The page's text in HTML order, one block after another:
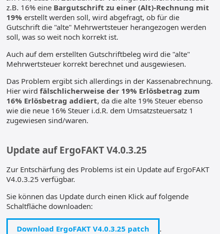
z.B. 16% eine Bargutschrift zu einer (Alt)-Rechnung mit
19% erstellt werden soll, wird abgefragt, ob für die
Gutschrift die "alte" Mehrwertsteuer herangezogen werden
soll, was so weit noch korrekt ist.
Auch auf dem erstellten Gutschriftbeleg wird die "alte"
Mehrwertsteuer korrekt berechnet und ausgewiesen.
Das Problem ergibt sich allerdings in der Kassenabrechnung.
Hier wirdfälschlicherweise der 19% Erlösbetrag zum
16% Erlösbetrag addiert, da die alte 19% Steuer ebenso
wie die neue 16% Steuer i.d.R. dem Umsatzsteuersatz 1
zugewiesen sind/waren.
Update auf ErgoFAKT V4.0.3.25
Zur Entschärfung des Problems ist ein Update auf ErgoFAKT
V4.0.3.25 verfügbar.
Sie können das Update durch einen Klick auf folgende
Schaltfläche downloaden:
Download ErgoFAKT V4.0.3.25 patch .